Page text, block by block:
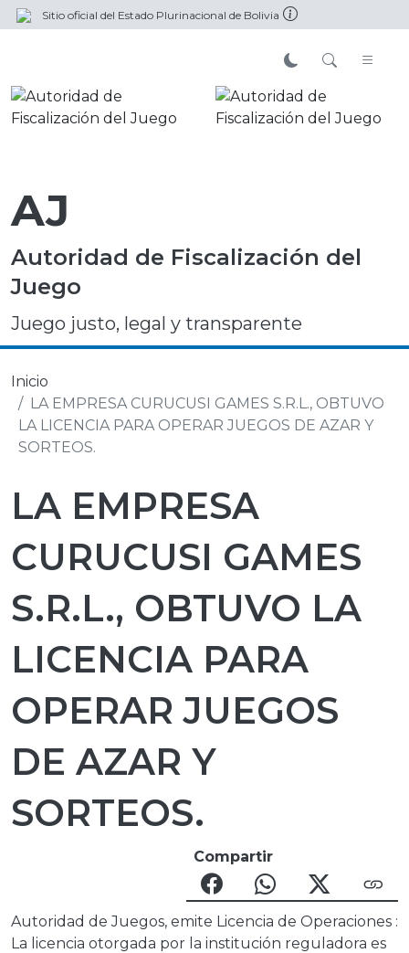
Sitio oficial del Estado Plurinacional de Bolivia
AJ
Autoridad de Fiscalización del
Juego
Juego justo, legal y transparente
Inicio
LA EMPRESA CURUCUSI GAMES S.R.L., OBTUVO
LA LICENCIA PARA OPERAR JUEGOS DE AZAR Y
SORTEOS.
LA EMPRESA
CURUCUSI GAMES
S.R.L., OBTUVO LA
LICENCIA PARA
OPERAR JUEGOS
DE AZAR Y
SORTEOS.
Compartir
Autoridad de Juegos, emite Licencia de Operaciones :
La licencia otorgada por la institución reguladora es